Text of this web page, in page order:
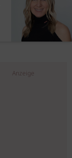
Anzeige